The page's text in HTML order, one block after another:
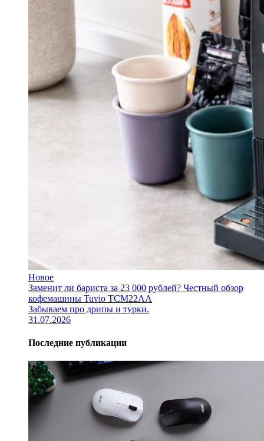
Новое
Заменит ли бариста за 23 000 рублей? Честный обзор
кофемашины Tuvio TCM22AA
Забываем про дрипы и турки.
31.07.2026
Последние публикации